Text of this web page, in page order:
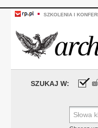
SZKOLENIA I
SZUKAJ W: